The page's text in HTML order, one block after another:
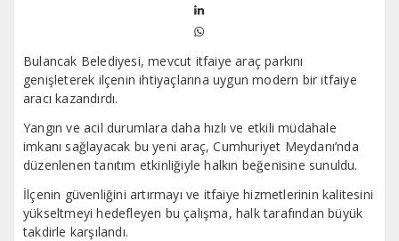
Bulancak Belediyesi, mevcut itfaiye araç parkını
genişleterek ilçenin ihtiyaçlarına uygun modern bir itfaiye
aracı kazandırdı.
Yangın ve acil durumlara daha hızlı ve etkili müdahale
imkanı sağlayacak bu yeni araç, Cumhuriyet Meydanı’nda
düzenlenen tanıtım etkinliğiyle halkın beğenisine sunuldu.
İlçenin güvenliğini artırmayı ve itfaiye hizmetlerinin kalitesini
yükseltmeyi hedefleyen bu çalışma, halk tarafından büyük
takdirle karşılandı.